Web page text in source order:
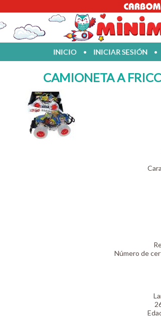
INICIO • INICIAR SESIÓN •
CAMIONETA A
Número de